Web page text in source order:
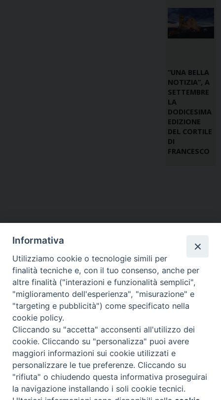
“UNA BELLA
NOTIZIA”, A
SETTEMBRE
LA
DODICESIMA
EDIZIONE
DEL CORTILE
DI
FRANCESCO
Diocesi di Assisi - Nocera Umbra - Gualdo
Tadino
P.zza Vescovado 3, 06081 Assisi (PG)
@2017
Informativa
Utilizziamo cookie o tecnologie simili per
finalità tecniche e, con il tuo consenso, anche per
altre finalità ("interazioni e funzionalità semplici",
"miglioramento dell'esperienza", "misurazione" e
"targeting e pubblicità") come specificato nella
cookie policy.
Cliccando su "accetta" acconsenti all'utilizzo dei
cookie. Cliccando su "personalizza" puoi avere
maggiori informazioni sui cookie utilizzati e
personalizzare le tue preferenze. Cliccando su
"rifiuta" o chiudendo questa informativa proseguirai
la navigazione installando i soli cookie tecnici.